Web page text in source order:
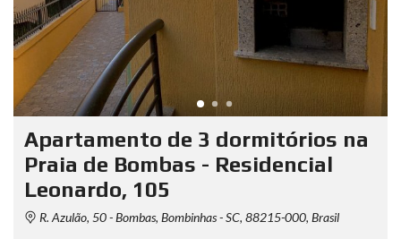
Apartamento de 3 dormitórios na
Praia de Bombas - Residencial
Leonardo, 105
R. Azulão, 50 - Bombas, Bombinhas - SC, 88215-000, Brasil